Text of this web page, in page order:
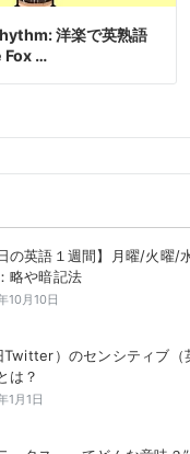
洋楽で英熟語
Fox …
日の英語１週間】月曜/火曜
略や暗記法
10月10日
Twitter）のセンシティブ（
は？
1月1日